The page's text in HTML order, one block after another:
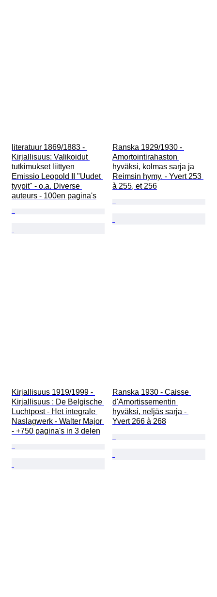
literatuur 1869/1883 -
Kirjallisuus: Valikoidut
tutkimukset liittyen
Emissio Leopold II "Uudet
tyypit" - o.a. Diverse
auteurs - 100en pagina's
Ranska 1929/1930 -
Amortointirahaston
hyväksi, kolmas sarja ja
Reimsin hymy. - Yvert 253
à 255, et 256
Kirjallisuus 1919/1999 -
Kirjallisuus : De Belgische
Luchtpost - Het integrale
Naslagwerk - Walter Major
- +750 pagina's in 3 delen
Ranska 1930 - Caisse
d'Amortissementin
hyväksi, neljäs sarja -
Yvert 266 à 268